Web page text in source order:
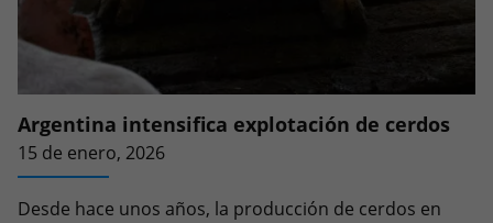
Argentina intensifica explotación de cerdos
15 de enero, 2026
Desde hace unos años, la producción de cerdos en